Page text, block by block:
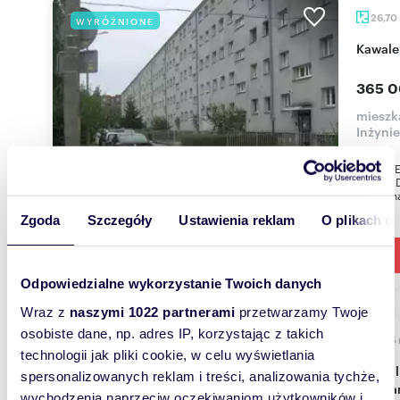
Zgoda Szczegóły Ustawienia reklam O plikach
Odpowiedzialne wykorzystanie Twoich danych
Wraz z naszymi 1022 partnerami przetwarzamy Twoje
osobiste dane, np. adres IP, korzystając z takich
technologii jak pliki cookie, w celu wyświetlania
spersonalizowanych reklam i treści, analizowania tychże,
WYRÓŻNIONE 26,70
365
STANIE
WYRÓŻNIONE 41,35
Przytulne 2-pokojowe mieszkanie po remoncie